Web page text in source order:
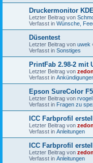
Druckermonitor
Letzter Beitrag von
Verfasst in Wünsche,
Düsentest
Letzter Beitrag von uwek
Verfasst in Sonstiges
PrintFab 2.98-2 mit
Letzter Beitrag von
Verfasst in
Epson SureColor
Letzter Beitrag von rvogel
Verfasst in Fragen zu
ICC Farbprofil
Letzter Beitrag von
Verfasst in Anleitungen
ICC Farbprofil
Letzter Beitrag von
Verfasst in Anleitungen